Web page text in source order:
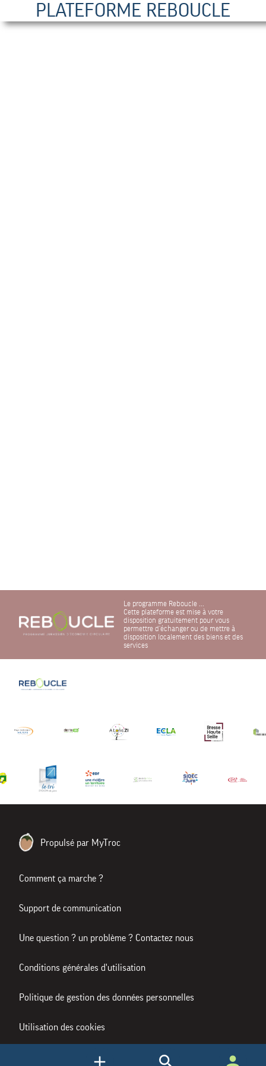
PLATEFORME REBOUCLE
Le programme Reboucle ...
Cette plateforme est mise à votre
disposition gratuitement pour vous
permettre d'échanger ou de mettre à
disposition localement des biens et des
services
Propulsé par MyTroc
Comment ça marche ?
Support de communication
Une question ? un problème ? Contactez nous
Conditions générales d'utilisation
Politique de gestion des données personnelles
Utilisation des cookies